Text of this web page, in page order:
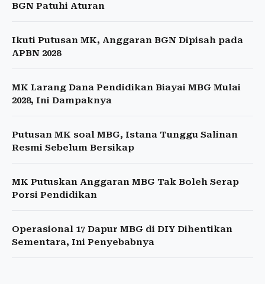
BGN Patuhi Aturan
Ikuti Putusan MK, Anggaran BGN Dipisah pada
APBN 2028
MK Larang Dana Pendidikan Biayai MBG Mulai
2028, Ini Dampaknya
Putusan MK soal MBG, Istana Tunggu Salinan
Resmi Sebelum Bersikap
MK Putuskan Anggaran MBG Tak Boleh Serap
Porsi Pendidikan
Operasional 17 Dapur MBG di DIY Dihentikan
Sementara, Ini Penyebabnya